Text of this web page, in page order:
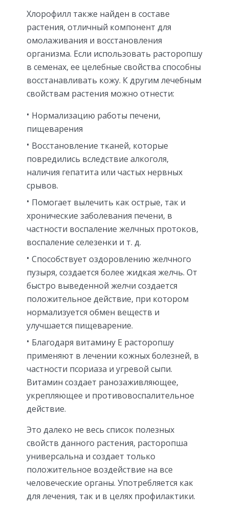
Хлорофилл также найден в составе
растения, отличный компонент для
омолаживания и восстановления
организма. Если использовать расторопшу
в семенах, ее целебные свойства способны
восстанавливать кожу. К другим лечебным
свойствам растения можно отнести:
Нормализацию работы печени,
пищеварения
Восстановление тканей, которые
повредились вследствие алкоголя,
наличия гепатита или частых нервных
срывов.
Помогает вылечить как острые, так и
хронические заболевания печени, в
частности воспаление желчных протоков,
воспаление селезенки и т. д.
Способствует оздоровлению желчного
пузыря, создается более жидкая желчь. От
быстро выведенной желчи создается
положительное действие, при котором
нормализуется обмен веществ и
улучшается пищеварение.
Благодаря витамину Е расторопшу
применяют в лечении кожных болезней, в
частности псориаза и угревой сыпи.
Витамин создает ранозаживляющее,
укрепляющее и противовоспалительное
действие.
Это далеко не весь список полезных
свойств данного растения, расторопша
универсальна и создает только
положительное воздействие на все
человеческие органы. Употребляется как
для лечения, так и в целях профилактики.